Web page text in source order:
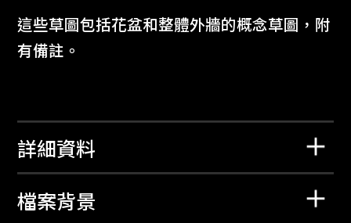
這些草圖包括花盆和整體外牆的概念草圖，附
有備註。
詳細資料
檔案背景